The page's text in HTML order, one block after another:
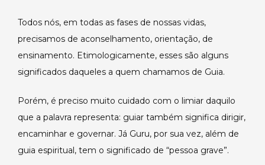
Todos nós, em todas as fases de nossas vidas,
precisamos de aconselhamento, orientação, de
ensinamento. Etimologicamente, esses são alguns
significados daqueles a quem chamamos de Guia.
Porém, é preciso muito cuidado com o limiar daquilo
que a palavra representa: guiar também significa dirigir,
encaminhar e governar. Já Guru, por sua vez, além de
guia espiritual, tem o significado de “pessoa grave”.